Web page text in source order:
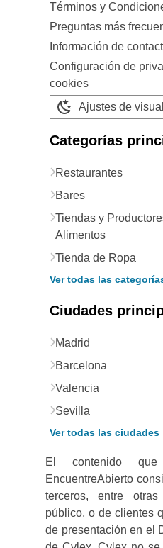
Términos y
Preguntas más
Información de
Configuración de
cookies
Ajustes de
Categorías
Restaurantes
Bares
Tiendas y
Alimentos
Tienda de Ropa
Ver todas las
Ciudades
Madrid
Barcelona
Valencia
Sevilla
Ver todas las ciudades
El contenido
EncuentreAbierto
terceros, entre
público, o de clientes
de presentación en el